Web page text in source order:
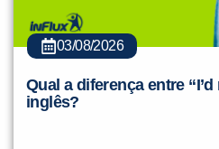
03/08/2026
Qual a diferença entre
inglês?